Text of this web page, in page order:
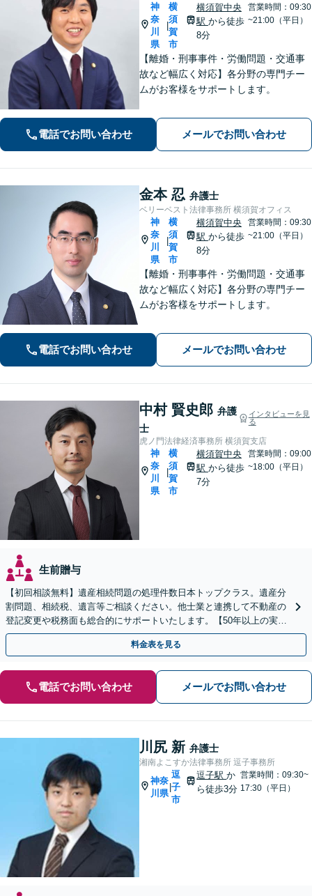
神
奈
川
県
|
横
須
賀
市
横須賀中央
駅 から徒歩
8分
営業時間：09:30
~21:00（平日）
【離婚・刑事事件・労働問題・交通事
故など幅広く対応】各分野の専門チー
ムがお客様をサポートします。
電話でお問い合わせ メールでお問い合わせ
金本 忍 弁護士
ベリーベスト法律事務所 横須賀オフィス
神
奈
川
県
|
横
須
賀
市
横須賀中央
駅 から徒歩
8分
営業時間：09:30
~21:00（平日）
【離婚・刑事事件・労働問題・交通事
故など幅広く対応】各分野の専門チー
ムがお客様をサポートします。
電話でお問い合わせ メールでお問い合わせ
中村 賢史郎 弁護
士
インタビューを見
る
虎ノ門法律経済事務所 横須賀支店
神
奈
川
県
|
横
須
賀
市
横須賀中央
駅 から徒歩
7分
営業時間：09:00
~18:00（平日）
生前贈与
【初回相談無料】遺産相続問題の処理件数日本トップクラス。遺産分
割問題、相続税、遺言等ご相談ください。他士業と連携して不動産の
登記変更や税務面も総合的にサポートいたします。【50年以上の実績
と信頼】
料金表を見る
電話でお問い合わせ メールでお問い合わせ
川尻 新 弁護士
湘南よこすか法律事務所 逗子事務所
神奈
川県
|
逗
子
市
逗子駅か
ら徒歩3分
営業時間：09:30~
17:30（平日）